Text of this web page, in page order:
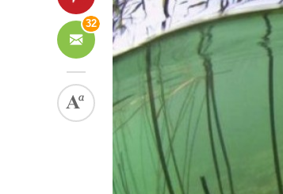
32